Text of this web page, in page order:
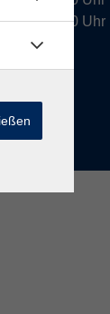
9:00 - 12:30 Uhr